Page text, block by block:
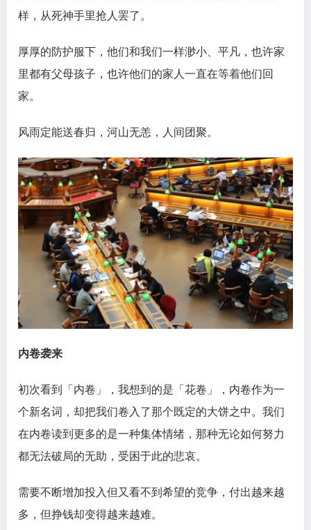
样，从死神手里抢人罢了。
厚厚的防护服下，他们和我们一样渺小、平凡，也许家
里都有父母孩子，也许他们的家人一直在等着他们回
家。
风雨定能送春归，河山无恙，人间团聚。
内卷袭来
初次看到「内卷」，我想到的是「花卷」，内卷作为一
个新名词，却把我们卷入了那个既定的大饼之中。我们
在内卷读到更多的是一种集体情绪，那种无论如何努力
都无法破局的无助，受困于此的悲哀。
需要不断增加投入但又看不到希望的竞争，付出越来越
多，但挣钱却变得越来越难。